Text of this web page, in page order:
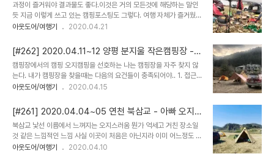
을걸 생각했으나 짧은 1박이라 여러가지 준비해오지 못해서 아쉬움이
가득 그럴땐, 뭐? 고기가 정답이지 =_= 고기 한점에 이렇게 행복한 표
정이 나올 수 있다니... (쿨럭) 오랜만에 캠우들과 함께한 캠핑은 특별
을 돌아오느라 더욱) 피곤함이 더..
자캠핑
과정이 즐거워야 결과물도 좋다.이것은 거의 모든것에 해당하는 말인
듯 지금 이렇게 쓰고 있는 캠핑포스팅도 그렇다. 여행 자체가 즐거웠다
면 자연스럽게 재미있고 좋은 글로 이어질 것이다.과거에 캠핑톡에 올
다. 그렇게 즐거움을 갈망하던 그날에보는것만으로도 기분좋은 봄날
하늘아래 내가 좋아하는 우리가 좋아하는 캠핑 가는 길 그림같은 풍경
속에 우리를 가져다 넣어놓은것 같은 잘 다듬어진 캠핑장은 아니어도
우리끼리 모여 즐거운 시간을 함께 할 수 있는 곳 그 따스함과 함께하
는 시간 몇해를 함께 해오면서 서로를 너무 잘 알고있는 사람들 무언가
해온다. 가끔은 피곤함을 한보따리 싸가지고 오기도..
아웃도어/여행기 2020.04.21
[#262] 2020.04.11~12 양평 분지울 작은캠핑장 -
크루캠핑
캠핑장에서의 캠핑 오지캠핑을 선호하는 나는 캠핑장을 자주 찾지 않
는다. 내가 캠핑장을 찾을때는 다음의 요건들이 충족되어야.. 1. 접근
성이 좋다. (가까워야 함) 2. 그나마 view가 있다. 3. 사이트 공간이
가보는 곳이다.이번에 찾아간 분지울 작은캠핑장이 그러하다. 이름대
로 사이트가 몇개 안되는 작은 캠핑장. 작은 캠포마을 같은 느낌의 캠
핑장으로 사이트마다 구획선이 따로 있는게 아니라 조형 자체로 사이
트가 나뉘어 있으며 2~3팀이 하나의 사이트에 함께 있을 수 있도록
넓직하게 구성되어 있다.우리는 윗동네(?) 전체를 쓰는것으로 사이트
아웃도어/여행기 2020.04.15
[#261] 2020.04.04~05 연천 북삼교 - 아빠 오지
캠핑가쟈
북삼교 낯선 이름에서 느껴지는 오지스러움 뭔가 억세고 거친 장소일
것 같은 느낌적인 느낌 사실 이곳이 처음은 아닌지라 이미 어느정도 이
장소에 대한 느낌이 각인되어 있었다. 뻥 뚫린 공간감에 시원한 느낌은
아웃도어/여행기 2020.04.10